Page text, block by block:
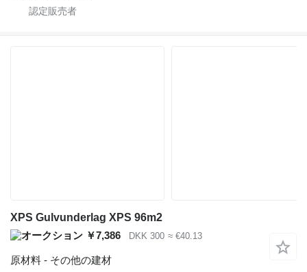
XPS Gulvunderlag XPS 96m2
￥7,386
DKK 300 ≈ €40.13
原材料 - その他の建材